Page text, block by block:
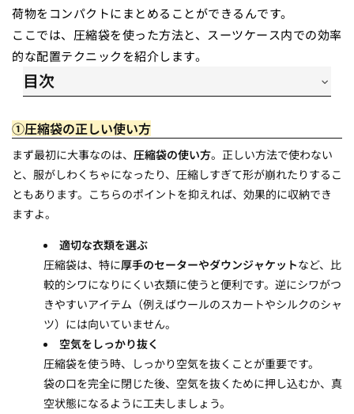
荷物をコンパクトにまとめることができるんです。
ここでは、圧縮袋を使った方法と、スーツケース内での効率
的な配置テクニックを紹介します。
目次
二、スーツケース内の配置コツ
三、圧縮袋を使わない場合の収納法
①圧縮袋の正しい使い方
まず最初に大事なのは、 圧縮袋の使い方。正しい方法で使わない
と、服がしわくちゃになったり、圧縮しすぎて形が崩れたりするこ
ともあります。こちらのポイントを抑えれば、効果的に収納でき
ますよ。
適切な衣類を選ぶ
圧縮袋は、特に厚手のセーターやダウンジャケットなど、比
較的シワになりにくい衣類に使うと便利です。逆にシワがつ
きやすいアイテム（例えばウールのスカートやシルクのシャ
ツ）には向いていません。
空気をしっかり抜く
圧縮袋を使う時、しっかり空気を抜くことが重要です。
袋の口を完全に閉じた後、空気を抜くために押し込むか、真
空状態になるように工夫しましょう。